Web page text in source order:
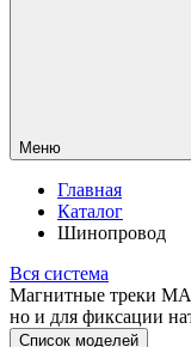
Меню
Главная
Каталог
Шинопровод
Вся система
Магнитные треки
но и для фиксации
Список моделей